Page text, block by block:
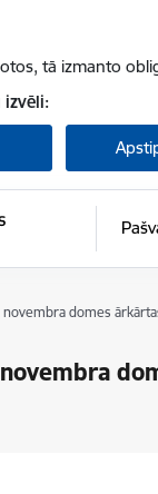
tā izmanto
izvēli:
novembra domes